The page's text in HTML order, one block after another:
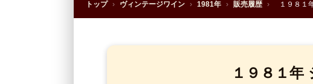
トップ › ヴィンテージワイン › 1981年 › 販売履歴 › １９８１
１９８１年